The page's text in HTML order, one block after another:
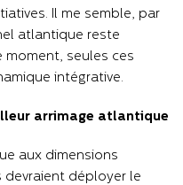
Il me semble, par
atlantique reste
seules ces
intégrative.
arrimage atlantique
aux dimensions
devraient déployer le